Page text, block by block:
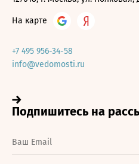
На карте
+7 495 956-34-58
info@vedomosti.ru